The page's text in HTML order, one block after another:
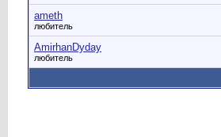
ameth
любитель
AmirhanDyday
любитель